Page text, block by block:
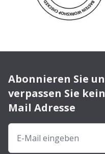
Abonnieren Sie
verpassen Sie
Mail Adresse